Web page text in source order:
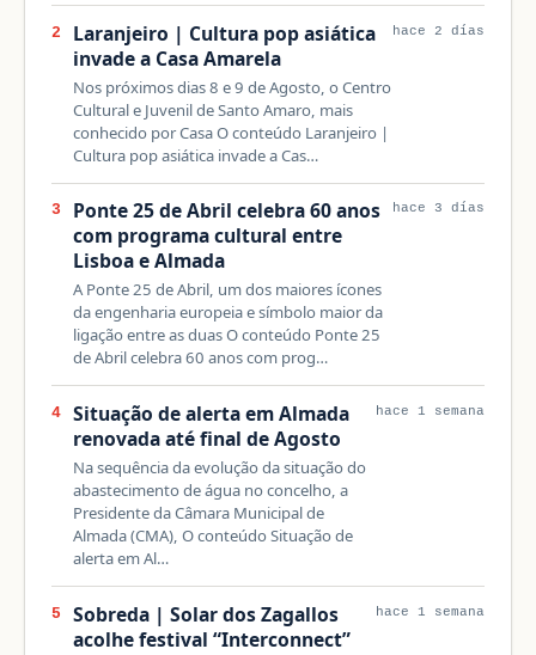
2
Laranjeiro | Cultura pop asiática
invade a Casa Amarela
Nos próximos dias 8 e 9 de Agosto, o Centro
Cultural e Juvenil de Santo Amaro, mais
conhecido por Casa O conteúdo Laranjeiro |
Cultura pop asiática invade a Cas…
hace 2 días
3
Ponte 25 de Abril celebra 60 anos
com programa cultural entre
Lisboa e Almada
A Ponte 25 de Abril, um dos maiores ícones
da engenharia europeia e símbolo maior da
ligação entre as duas O conteúdo Ponte 25
de Abril celebra 60 anos com prog…
hace 3 días
4
Situação de alerta em Almada
renovada até final de Agosto
Na sequência da evolução da situação do
abastecimento de água no concelho, a
Presidente da Câmara Municipal de
Almada (CMA), O conteúdo Situação de
alerta em Al…
hace 1 semana
5
Sobreda | Solar dos Zagallos
acolhe festival “Interconnect”
hace 1 semana